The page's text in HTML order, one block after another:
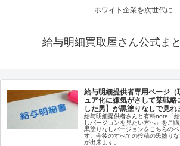
ホワイト企業を次世代に
給与明細買取屋さん公式ま
給与明細提供者専用ページ
ュア化に嫌気がさして某戦
した男】が黒塗りなしで見れ
給与明細提供者さんと有料note「
しバージョンを見たい方へ」をご
黒塗りなしバージョンをこちらの
す。今後のすべての投稿の黒塗り
が出来ます。